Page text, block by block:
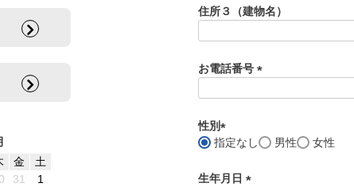
金
土
31
1
須
)
住所３（建物名）
お電話番号
)
性別
(
須
指定なし 男性 女性
生年月日